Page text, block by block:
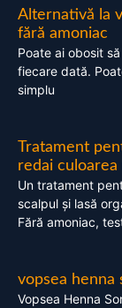
Alternativă la
fără amoniac
Poate ai obosit
fiecare dată.
simplu
Tratament
redai culoarea
Un tratament
scalpul și lasă
Fără amoniac,
vopsea henna
Vopsea Henna